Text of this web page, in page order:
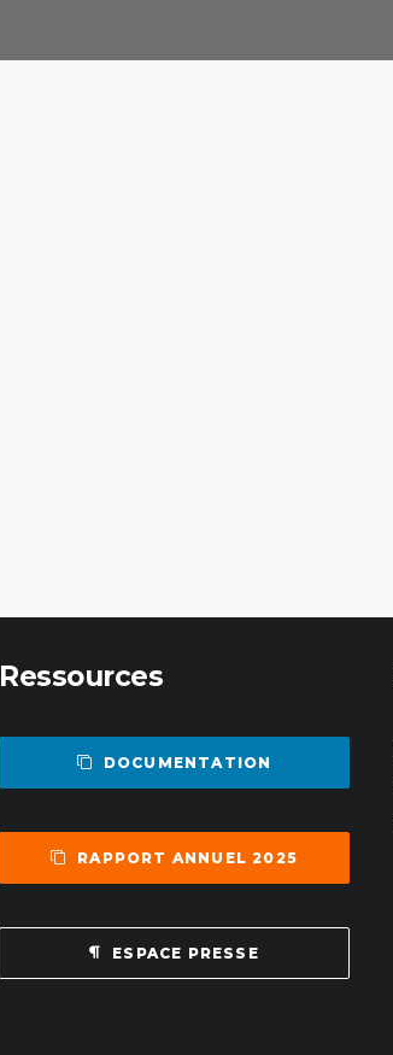
Ressources
DOCUMENTATION
RAPPORT ANNUEL 2025
ESPACE PRESSE